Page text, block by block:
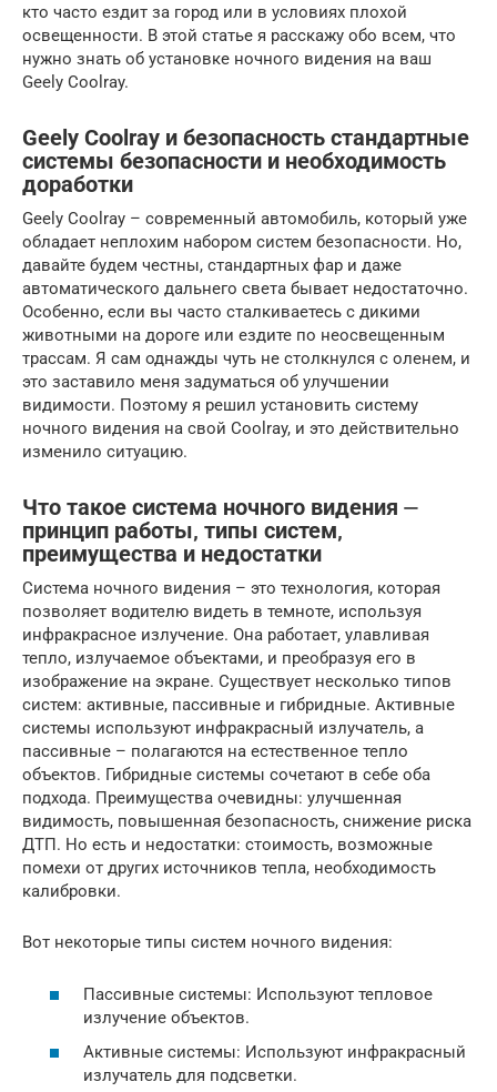
кто часто ездит за город или в условиях плохой
освещенности. В этой статье я расскажу обо всем, что
нужно знать об установке ночного видения на ваш
Geely Coolray.
Geely Coolray и безопасность стандартные
системы безопасности и необходимость
доработки
Geely Coolray – современный автомобиль, который уже
обладает неплохим набором систем безопасности. Но,
давайте будем честны, стандартных фар и даже
автоматического дальнего света бывает недостаточно.
Особенно, если вы часто сталкиваетесь с дикими
животными на дороге или ездите по неосвещенным
трассам. Я сам однажды чуть не столкнулся с оленем, и
это заставило меня задуматься об улучшении
видимости. Поэтому я решил установить систему
ночного видения на свой Coolray, и это действительно
изменило ситуацию.
Что такое система ночного видения ⏤
принцип работы‚ типы систем‚
преимущества и недостатки
Система ночного видения – это технология, которая
позволяет водителю видеть в темноте, используя
инфракрасное излучение. Она работает, улавливая
тепло, излучаемое объектами, и преобразуя его в
изображение на экране. Существует несколько типов
систем: активные, пассивные и гибридные. Активные
системы используют инфракрасный излучатель, а
пассивные – полагаются на естественное тепло
объектов. Гибридные системы сочетают в себе оба
подхода. Преимущества очевидны: улучшенная
видимость, повышенная безопасность, снижение риска
ДТП. Но есть и недостатки: стоимость, возможные
помехи от других источников тепла, необходимость
калибровки.
Вот некоторые типы систем ночного видения:
Пассивные системы: Используют тепловое
излучение объектов.
Активные системы: Используют инфракрасный
излучатель для подсветки.